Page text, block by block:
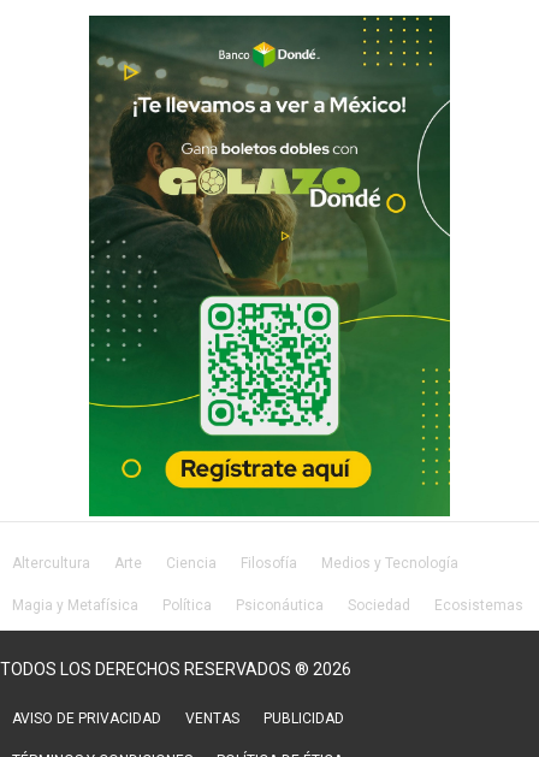
Altercultura Arte Ciencia Filosofía Medios y Tecnología
Magia y Metafísica Política Psiconáutica Sociedad Ecosistemas
TODOS LOS DERECHOS RESERVADOS ® 2026
AVISO DE PRIVACIDAD VENTAS PUBLICIDAD